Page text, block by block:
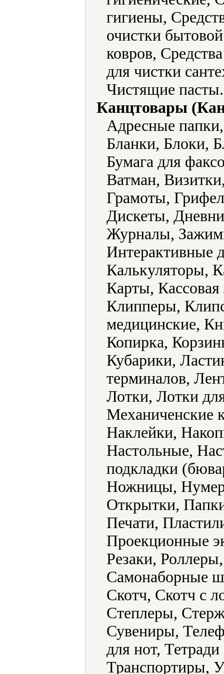
гигиены,
очистки
ковров,
для чистки
Чистящие пасты.
Канцтовары
Адресные
Бланки, Блоки,
Бумага для
Ватман,
Грамоты,
Дискеты,
Журналы,
Интерактивные
Калькуляторы,
Карты,
Клипперы,
медицинские,
Копирка,
Кубарики,
терминалов,
Лотки, Лотки
Механиченские
Наклейки,
Настольные,
подкладки
Ножницы,
Открытки,
Печати,
Проекционные
Резаки,
Самонаборные
Скотч, Скотч с
Степлеры,
Сувениры,
для нот,
Транспортиры,